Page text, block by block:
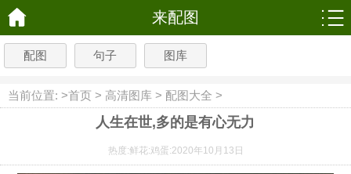
来配图
配图 句子 图库
当前位置: >首页 > 高清图库 > 配图大全 >
人生在世,多的是有心无力
热度:鲜花:鸡蛋:2020年10月13日